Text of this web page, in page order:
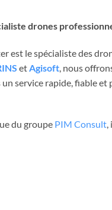
drones
est le spécialiste des
et Agisoft , nous
service rapide, fiable
du groupe PIM Consult,